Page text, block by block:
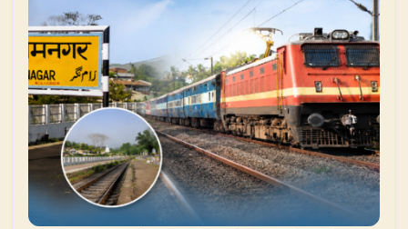
दिखाई
हरी
झंडी,
कुमाऊं-
गढ़वाल
के
बीच
बढ़ेगी
कनेक्टिविटी